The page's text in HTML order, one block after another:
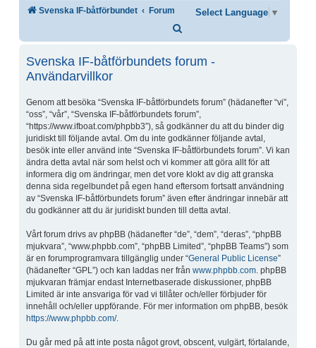
Svenska IF-båtförbundet Forum Select Language ▼
Svenska IF-båtförbundets forum -
Användarvillkor
Genom att besöka “Svenska IF-båtförbundets forum” (hädanefter “vi”,
“oss”, “vår”, “Svenska IF-båtförbundets forum”,
“https://www.ifboat.com/phpbb3”), så godkänner du att du binder dig
juridiskt till följande avtal. Om du inte godkänner följande avtal,
besök inte eller använd inte “Svenska IF-båtförbundets forum”. Vi kan
ändra detta avtal när som helst och vi kommer att göra allt för att
informera dig om ändringar, men det vore klokt av dig att granska
denna sida regelbundet på egen hand eftersom fortsatt användning
av “Svenska IF-båtförbundets forum” även efter ändringar innebär att
du godkänner att du är juridiskt bunden till detta avtal.
Vårt forum drivs av phpBB (hädanefter “de”, “dem”, “deras”, “phpBB
mjukvara”, “www.phpbb.com”, “phpBB Limited”, “phpBB Teams”) som
är en forumprogramvara tillgänglig under “General Public License”
(hädanefter “GPL”) och kan laddas ner från www.phpbb.com. phpBB
mjukvaran främjar endast Internetbaserade diskussioner, phpBB
Limited är inte ansvariga för vad vi tillåter och/eller förbjuder för
innehåll och/eller uppförande. För mer information om phpBB, besök
https://www.phpbb.com/.
Du går med på att inte posta något grovt, obscent, vulgärt, förtalande,